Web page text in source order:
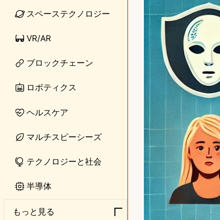
スペーステクノロジー
VR/AR
ブロックチェーン
ロボティクス
ヘルスケア
マルチスピーシーズ
テクノロジーと社会
半導体
もっと見る
e
t
d
o
n